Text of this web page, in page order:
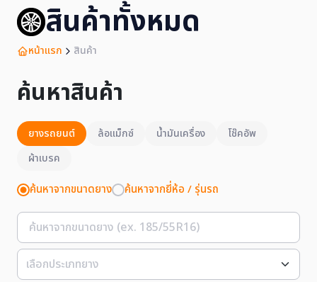
สินค้าทั้งหมด
หน้าแรก สินค้า
ค้นหาสินค้า
ยางรถยนต์ ล้อแม็กซ์ น้ำมันเครื่อง
โช๊คอัพ
ผ้าเบรค
ค้นหาจากขนาดยาง ค้นหาจากยี่ห้อ / รุ่นรถ